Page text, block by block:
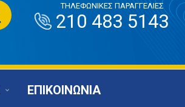
ΤΗΛΕΦΩΝΙΚΕΣ ΠΑΡΑΓΓΕΛΙΕΣ
210 483 5143
ΕΠΙΚΟΙΝΩΝΙΑ